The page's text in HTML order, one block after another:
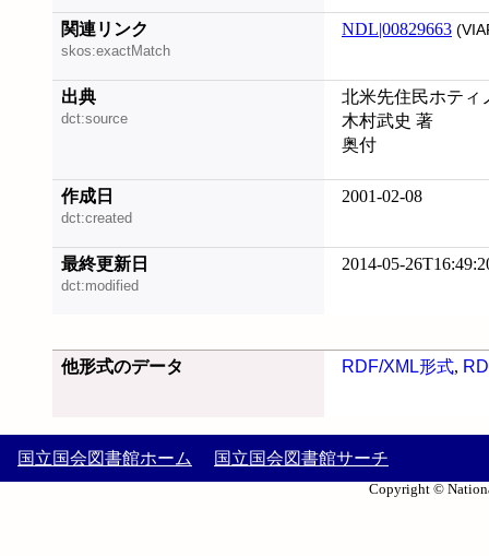
関連リンク
skos:exactMatch
NDL|00829663
出典
dct:source
北米先住民ホティ
木村武史 著
奥付
作成日
dct:created
2001-02-08
最終更新日
dct:modified
2014-05-
他形式のデータ RDF/XML形式,
国立国会図書館ホーム 国立国会図書館サーチ
Copyright ©